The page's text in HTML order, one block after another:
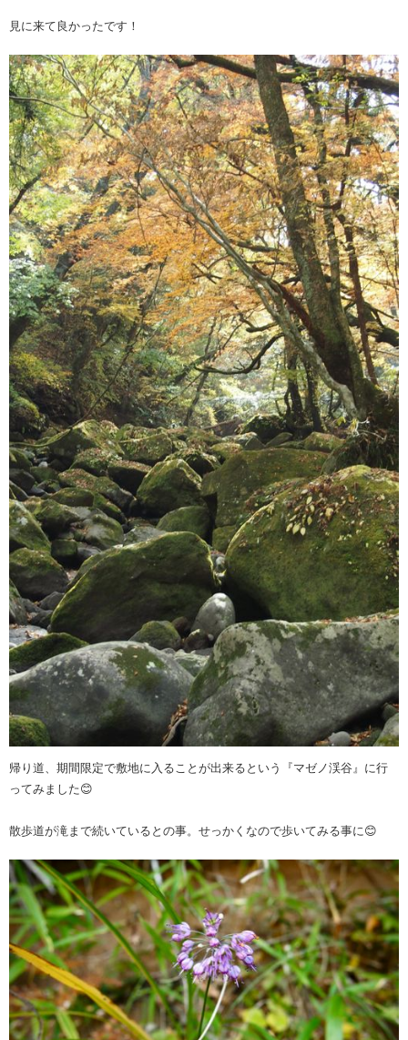
見に来て良かったです！
帰り道、期間限定で敷地に入ることが出来るという『マゼノ渓谷』に行
ってみました😊
散歩道が滝まで続いているとの事。せっかくなので歩いてみる事に😊